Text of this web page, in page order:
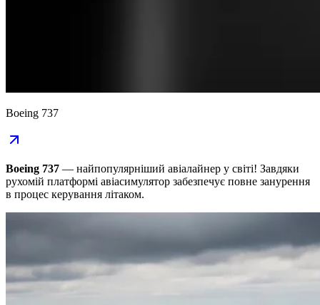
Boeing 737
Boeing 737 — найпопулярніший авіалайнер у світі! Завдяки
рухомій платформі авіасимулятор забезпечує повне занурення
в процес керування літаком.